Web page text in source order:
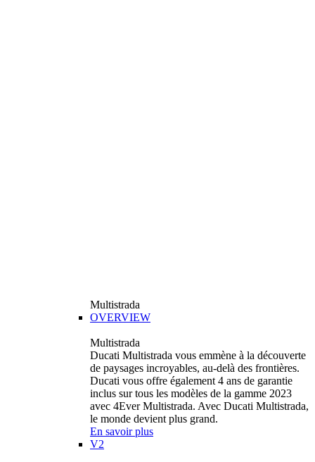
Multistrada
OVERVIEW
Multistrada
Ducati Multistrada vous emmène à la découverte
de paysages incroyables, au-delà des frontières.
Ducati vous offre également 4 ans de garantie
inclus sur tous les modèles de la gamme 2023
avec 4Ever Multistrada. Avec Ducati Multistrada,
le monde devient plus grand.
En savoir plus
V2